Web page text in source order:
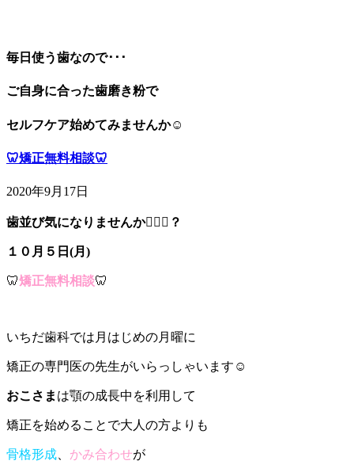
毎日使う歯なので･･･
ご自身に合った歯磨き粉で
セルフケア始めてみませんか☺
🦷矯正無料相談🦷
2020年9月17日
歯並び気になりませんか💁🏻‍♀️？
１０月５日(月)
🦷矯正無料相談🦷
いちだ歯科では月はじめの月曜に
矯正の専門医の先生がいらっしゃいます☺️
おこさま は顎の成長中を利用して
矯正を始めることで大人の方よりも
骨格形成 かみ合わせが